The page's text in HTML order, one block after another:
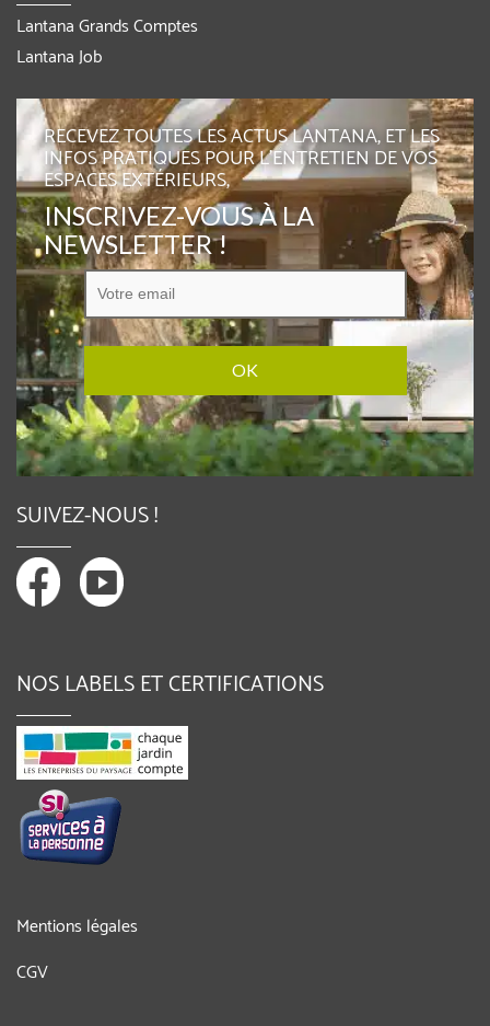
Lantana Grands Comptes
Lantana Job
RECEVEZ TOUTES LES ACTUS LANTANA, ET LES
INFOS PRATIQUES POUR L'ENTRETIEN DE VOS
ESPACES EXTÉRIEURS,
INSCRIVEZ-VOUS À LA
NEWSLETTER !
SUIVEZ-NOUS !
NOS LABELS ET CERTIFICATIONS
Mentions légales
CGV